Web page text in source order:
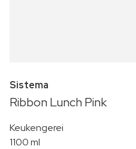
Sistema
Ribbon Lunch Pink
Keukengerei
1100 ml